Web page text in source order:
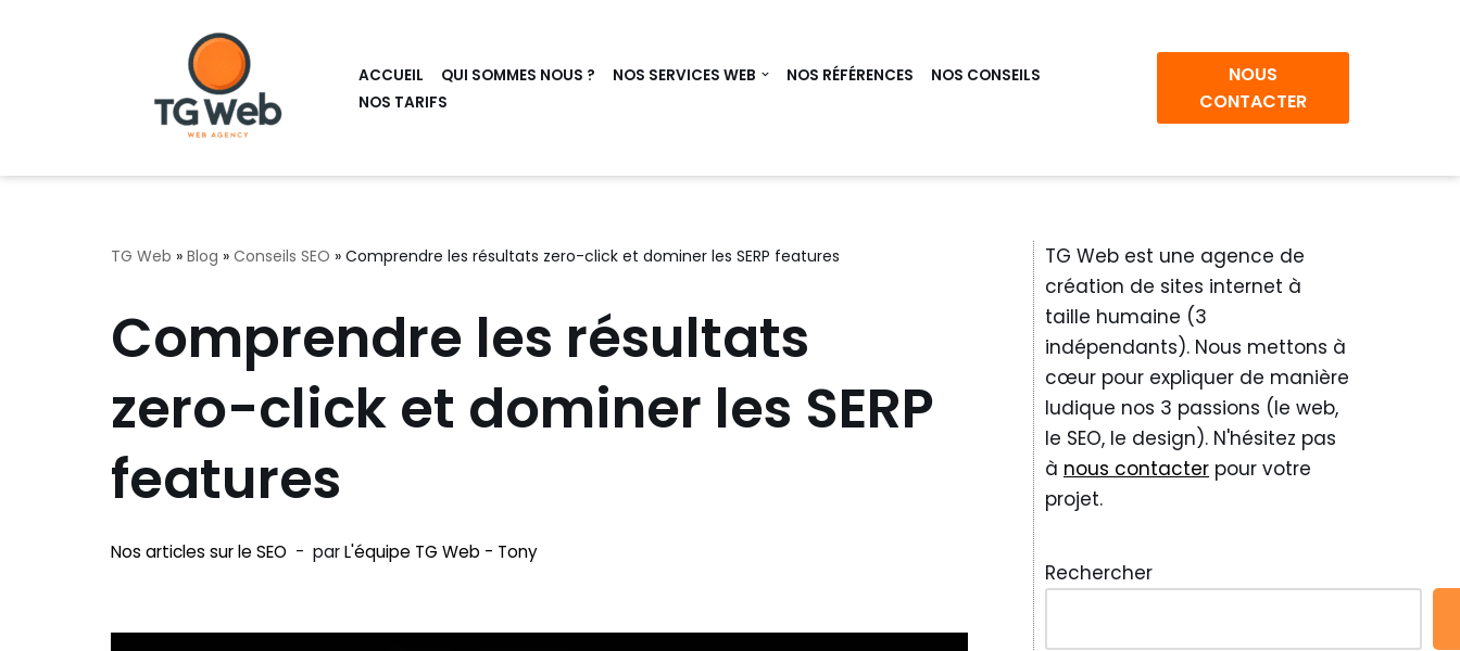
ACCUEIL QUI SOMMES NOUS ? NOS SERVICES WEB NOS RÉFÉRENCES
NOS CONSEILS
NOS TARIFS
NOUS
CONTACTER
TG Web » Blog » Conseils SEO » Comprendre les résultats zero-click et dominer les SERP features
Comprendre les résultats
zero-click et dominer les SERP
features
Nos articles sur le SEO parL'équipe TG Web - Tony
TG Web est une agence de
création de sites internet à
taille humaine (3
indépendants). Nous mettons à
cœur pour expliquer de manière
ludique nos 3 passions (le web,
le SEO, le design). N'hésitez pas
à nous contacter pour votre
projet.
Rechercher